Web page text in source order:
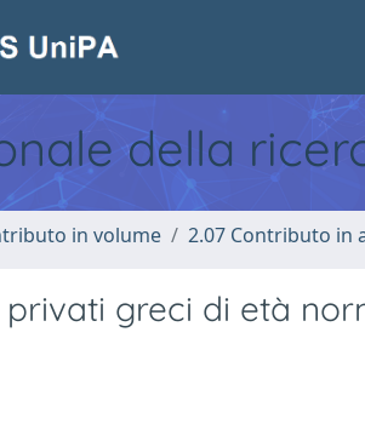
della
in volume 2.07 Contributo in
greci di età